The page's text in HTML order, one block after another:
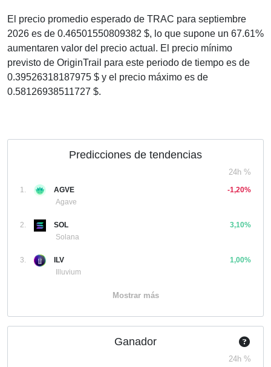
El precio promedio esperado de TRAC para septiembre
2026 es de 0.46501550809382 $, lo que supone un 67.61%
aumentaren valor del precio actual. El precio mínimo
previsto de OriginTrail para este periodo de tiempo es de
0.39526318187975 $ y el precio máximo es de
0.58126938511727 $.
Predicciones de tendencias
24h %
1.
AGVE
Agave
-1,20%
2.
SOL
Solana
3,10%
3.
ILV
Illuvium
1,00%
Mostrar más
Ganador
24h %